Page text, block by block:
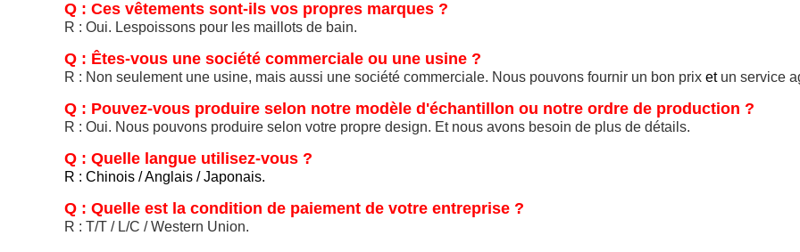
Q : Ces vêtements sont-ils vos propres marques ?
R : Oui. Lespoissons pour les maillots de bain.
Q : Êtes-vous une société commerciale ou une usine ?
R : Non seulement une usine, mais aussi une société commerciale. Nous pouvons fournir un bon prix etun service
Q : Pouvez-vous produire selon notre modèle d'échantillon ou notre ordre de production ?
R : Oui. Nous pouvons produire selon votre propre design. Et nous avons besoin de plus de détails.
Q : Quelle langue utilisez-vous ?
R : Chinois / Anglais / Japonais.
Q : Quelle est la condition de paiement de votre entreprise ?
R : T/T / L/C / Western Union.